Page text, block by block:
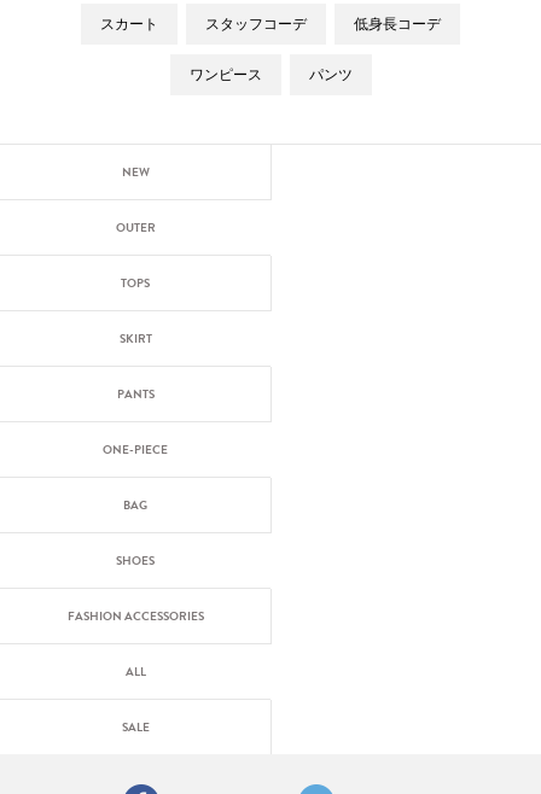
スカート スタッフコーデ 低身長コーデ
ワンピース パンツ
NEW
OUTER
TOPS
SKIRT
PANTS
ONE-PIECE
BAG
SHOES
FASHION ACCESSORIES
ALL
SALE